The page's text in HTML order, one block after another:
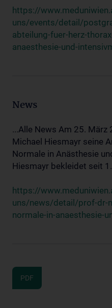
https://
uns/events/detail/
abteilung-fuer-herz-
anaesthesie-und-
News
...Alle News Am 25. März
Michael Hiesmayr seine
Normale in Anästhesie
Hiesmayr bekleidet seit
https://
uns/news/detail/prof-dr-
normale-in-anaesthesie-
PDF